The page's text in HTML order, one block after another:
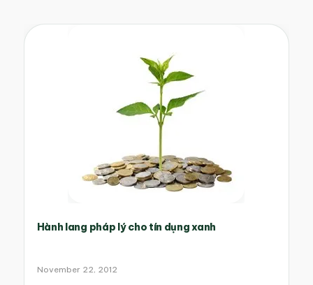
Hành lang pháp lý cho tín dụng xanh
November 22, 2012